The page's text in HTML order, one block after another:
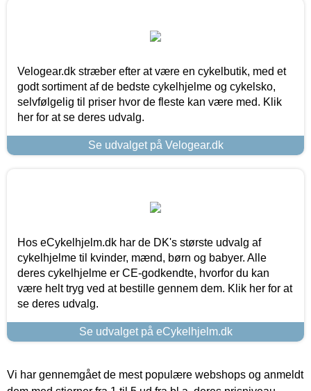
Velogear.dk stræber efter at være en cykelbutik, med et
godt sortiment af de bedste cykelhjelme og cykelsko,
selvfølgelig til priser hvor de fleste kan være med. Klik
her for at se deres udvalg.
Se udvalget på Velogear.dk
Hos eCykelhjelm.dk har de DK's største udvalg af
cykelhjelme til kvinder, mænd, børn og babyer. Alle
deres cykelhjelme er CE-godkendte, hvorfor du kan
være helt tryg ved at bestille gennem dem. Klik her for at
se deres udvalg.
Se udvalget på eCykelhjelm.dk
Vi har gennemgået de mest populære webshops og anmeldt